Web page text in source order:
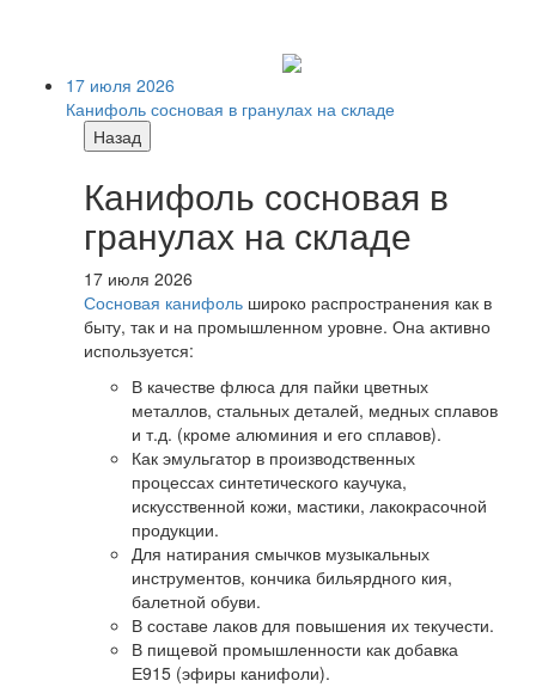
17 июля 2026
Канифоль сосновая в гранулах на складе
Назад
Канифоль сосновая в
гранулах на складе
17 июля 2026
Сосновая канифоль широко распространения как в
быту, так и на промышленном уровне. Она активно
используется:
В качестве флюса для пайки цветных
металлов, стальных деталей, медных сплавов
и т.д. (кроме алюминия и его сплавов).
Как эмульгатор в производственных
процессах синтетического каучука,
искусственной кожи, мастики, лакокрасочной
продукции.
Для натирания смычков музыкальных
инструментов, кончика бильярдного кия,
балетной обуви.
В составе лаков для повышения их текучести.
В пищевой промышленности как добавка
Е915 (эфиры канифоли).